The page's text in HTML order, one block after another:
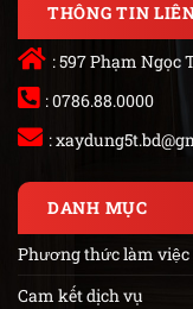
THÔNG TIN
: 597 Phạm Ngọc
: 0786.88.0000
:
DANH MỤC
Phương thức làm việc
Cam kết dịch vụ